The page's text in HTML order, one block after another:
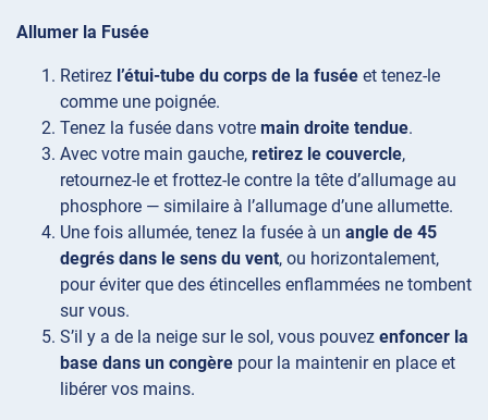
Allumer la Fusée
Retirez l’étui-tube du corps de la fusée et tenez-le
comme une poignée.
Tenez la fusée dans votre main droite tendue.
Avec votre main gauche, retirez le couvercle,
retournez-le et frottez-le contre la tête d’allumage au
phosphore — similaire à l’allumage d’une allumette.
Une fois allumée, tenez la fusée à un angle de 45
degrés dans le sens du vent, ou horizontalement,
pour éviter que des étincelles enflammées ne tombent
sur vous.
S’il y a de la neige sur le sol, vous pouvez enfoncer la
base dans un congère pour la maintenir en place et
libérer vos mains.